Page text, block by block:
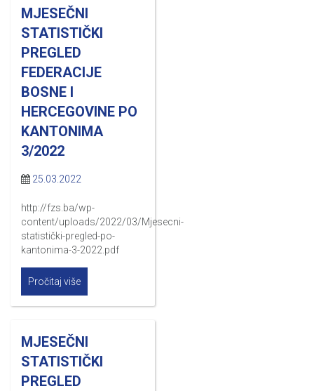
MJESEČNI
STATISTIČKI
PREGLED
FEDERACIJE
BOSNE I
HERCEGOVINE PO
KANTONIMA
3/2022
25.03.2022
http://fzs.ba/wp-
content/uploads/2022/03/Mjesecni-
statistički-pregled-po-
kantonima-3-2022.pdf
Pročitaj više
MJESEČNI
STATISTIČKI
PREGLED